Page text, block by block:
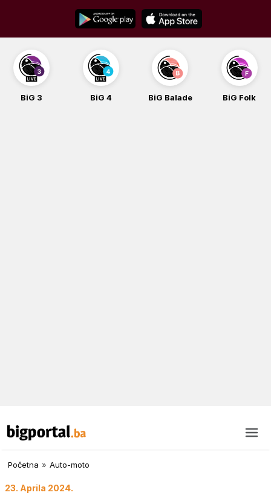
content
BiG 4 BiG Balade BiG Folk BiG iG
Početna » Auto-moto
23. Aprila 2024.